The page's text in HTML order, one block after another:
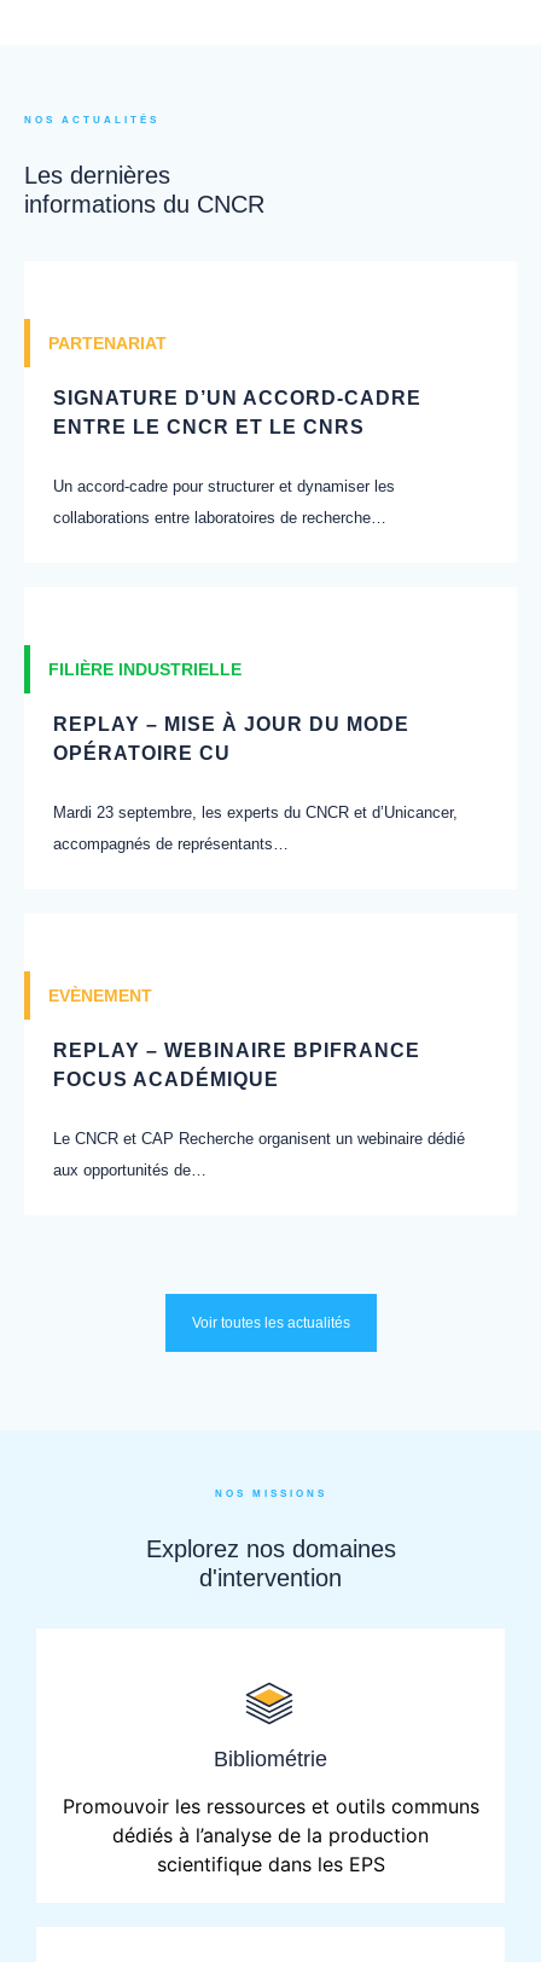
NOS ACTUALITÉS
Les dernières
informations du CNCR
PARTENARIAT
SIGNATURE D’UN ACCORD-CADRE
ENTRE LE CNCR ET LE CNRS
Un accord-cadre pour structurer et dynamiser les
collaborations entre laboratoires de recherche…
FILIÈRE INDUSTRIELLE
REPLAY – MISE À JOUR DU MODE
OPÉRATOIRE CU
Mardi 23 septembre, les experts du CNCR et d’Unicancer,
accompagnés de représentants…
EVÈNEMENT
REPLAY – WEBINAIRE BPIFRANCE
FOCUS ACADÉMIQUE
Le CNCR et CAP Recherche organisent un webinaire dédié
aux opportunités de…
Voir toutes les actualités
NOS MISSIONS
Explorez nos domaines
d'intervention
Bibliométrie
Promouvoir les ressources et outils communs
dédiés à l’analyse de la production
scientifique dans les EPS